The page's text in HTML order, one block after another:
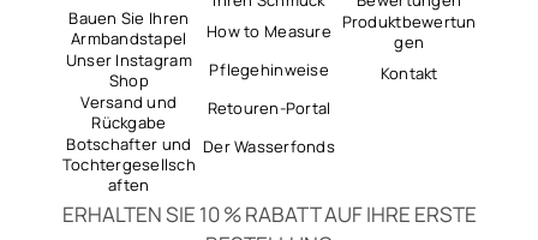
Bauen Sie Ihren
Armbandstapel
Unser Instagram
Shop
Versand und
Rückgabe
Botschafter und
Tochtergesellsch
aften
How to Measure
Pflegehinweise
Retouren-Portal
Der Wasserfonds
Produktbewertun
gen
Kontakt
ERHALTEN SIE 10 % RABATT AUF IHRE ERSTE